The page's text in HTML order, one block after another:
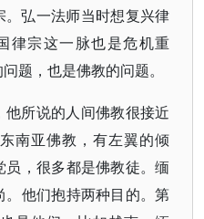
。弘一法师当时想复兴律
律宗这一脉也是危机重
题，也是佛教的问题。
所说的人间佛教很接近
南亚佛教，有左翼的倾
，很多都是佛教徒。缅
他们抱持两种目的。第